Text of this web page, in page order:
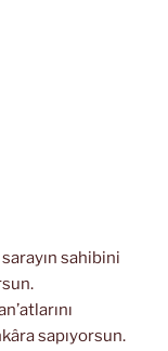
sahibini
sapıyorsun.